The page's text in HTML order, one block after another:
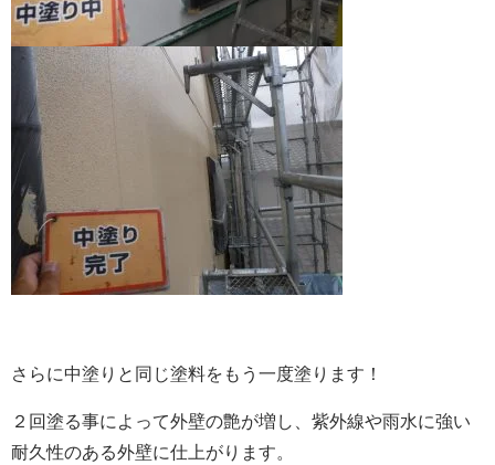
さらに中塗りと同じ塗料をもう一度塗ります！
２回塗る事によって外壁の艶が増し、紫外線や雨水に強い
耐久性のある外壁に仕上がります。